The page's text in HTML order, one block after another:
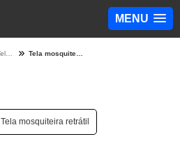
MENU
Tela mosquiteira retrátil